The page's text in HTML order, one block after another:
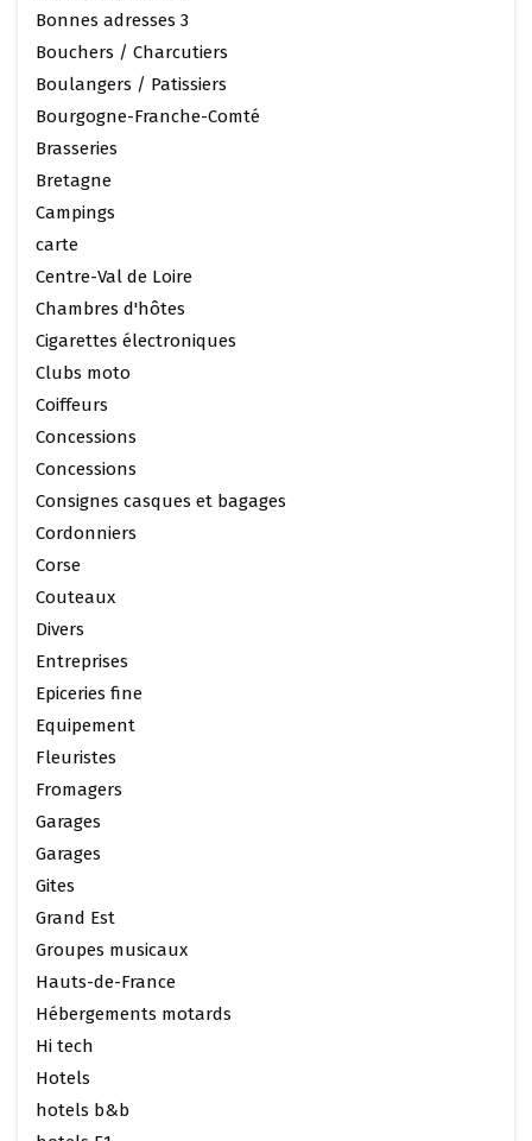
Bonnes adresses 3
Bouchers / Charcutiers
Boulangers / Patissiers
Bourgogne-Franche-Comté
Brasseries
Bretagne
Campings
carte
Centre-Val de Loire
Chambres d'hôtes
Cigarettes électroniques
Clubs moto
Coiffeurs
Concessions
Concessions
Consignes casques et bagages
Cordonniers
Corse
Couteaux
Divers
Entreprises
Epiceries fine
Equipement
Fleuristes
Fromagers
Garages
Garages
Gites
Grand Est
Groupes musicaux
Hauts-de-France
Hébergements motards
Hi tech
Hotels
hotels b&b